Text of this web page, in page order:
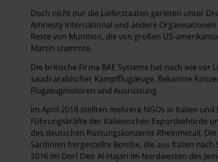
Doch nicht nur die Lieferstaaten gerieten unter
Amnesty International und andere
Reste von Munition, die von großen US-
Martin stammte.
Die britische Firma BAE Systems hat nach wie
saudi-arabischer Kampfflugzeuge. Bekannte
Flugzeugmotoren und Ausrüstung.
Im April 2018 stellten mehrere NGOs in Italien
Führungskräfte der italienischen Exportbehörde
des deutschen Rüstungskonzerns Rheinmetall.
Sardinien hergestellte Bombe, die aus Italien
2016 im Dorf Deir Al-Hajari im Nordwesten des